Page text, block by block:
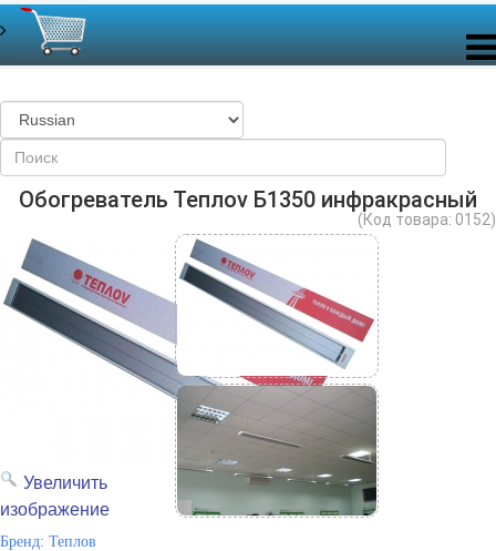
Обогреватель Теплоv Б1350 инфракрасный
(Код товара: 0152)
Увеличить
изображение
Бренд: Теплов